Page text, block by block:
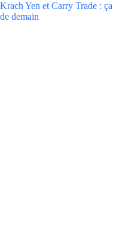
Krach Yen et Carry Trade :
de demain